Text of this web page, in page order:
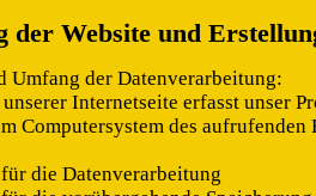
Website und
Umfang der Datenverarbeitung:
Internetseite erfasst unser
Computersystem des
die Datenverarbeitung